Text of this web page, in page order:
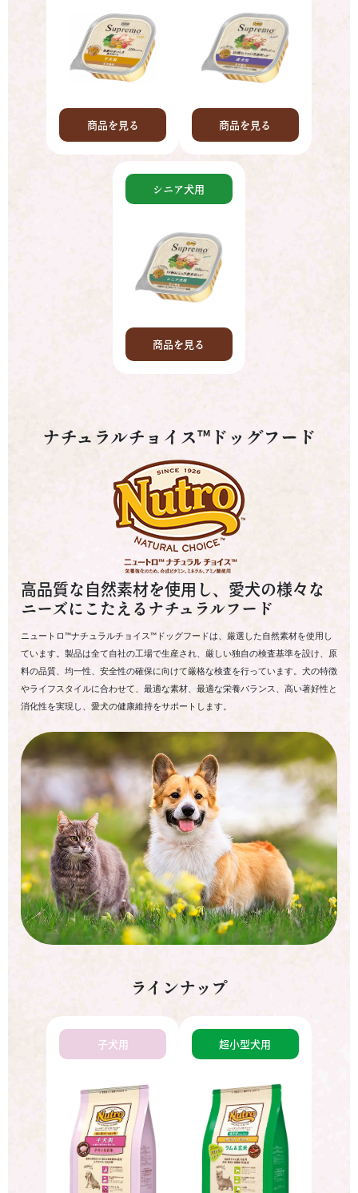
商品を見る 商品を見る
シニア犬用
商品を見る
ナチュラルチョイス™ドッグフード
高品質な自然素材を使用し、愛犬の様々な
ニーズにこたえるナチュラルフード
ニュートロ™ナチュラルチョイス™ドッグフードは、厳選した自然素材を使用し
ています。製品は全て自社の工場で生産され、厳しい独自の検査基準を設け、原
料の品質、均一性、安全性の確保に向けて厳格な検査を行っています。犬の特徴
やライフスタイルに合わせて、最適な素材、最適な栄養バランス、高い著好性と
消化性を実現し、愛犬の健康維持をサポートします。
ラインナップ
子犬用 超小型犬用